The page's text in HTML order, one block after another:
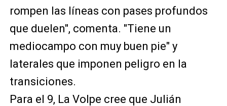
rompen las líneas con pases profundos
que duelen", comenta. "Tiene un
mediocampo con muy buen pie" y
laterales que imponen peligro en la
transiciones.
Para el 9, La Volpe cree que Julián